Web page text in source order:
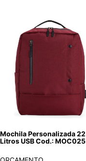
Mochila Personalizada 22
Litros USB Cod.: MOC025